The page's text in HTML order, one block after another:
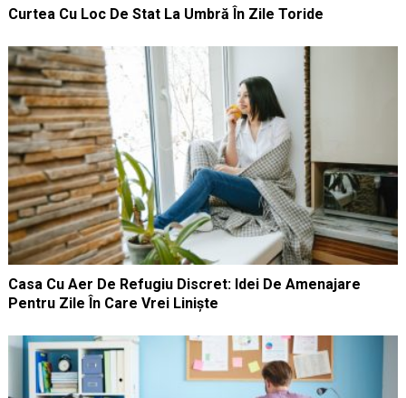
Curtea Cu Loc De Stat La Umbră În Zile Toride
Casa Cu Aer De Refugiu Discret: Idei De Amenajare
Pentru Zile În Care Vrei Liniște